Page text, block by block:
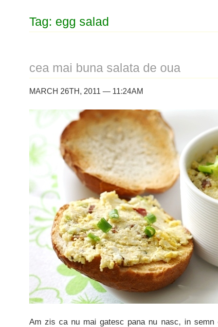
Tag: egg salad
cea mai buna salata de oua
MARCH 26TH, 2011 — 11:24AM
Am zis ca nu mai gatesc pana nu nasc, in